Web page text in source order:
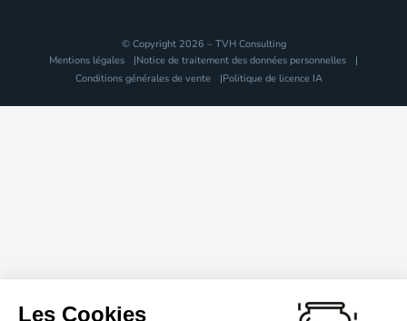
© Copyright 2026 – TVH Consulting
Mentions légales
Notice de traitement des données personnelles
Conditions générales de vente
Politique de licence IA
Les Cookies